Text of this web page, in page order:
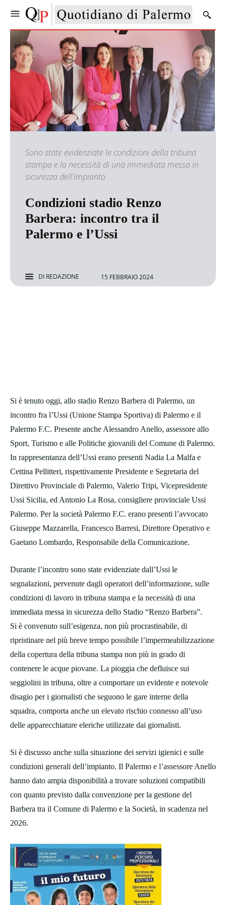
Sono state evidenziate le condizioni della tribuna
stampa e la necessità di una immediata messa in
sicurezza dell'impianto
Condizioni stadio Renzo
Barbera: incontro tra il
Palermo e l’Ussi
DI REDAZIONE 15 FEBBRAIO 2024
Si è tenuto oggi, allo stadio Renzo Barbera di Palermo, un
incontro fra l’Ussi (Unione Stampa Sportiva) di Palermo e il
Palermo F.C. Presente anche Alessandro Anello, assessore allo
Sport, Turismo e alle Politiche giovanili del Comune di Palermo.
In rappresentanza dell’Ussi erano presenti Nadia La Malfa e
Cettina Pellitteri, rispettivamente Presidente e Segretaria del
Direttivo Provinciale di Palermo, Valerio Tripi, Vicepresidente
Ussi Sicilia, ed Antonio La Rosa, consigliere provinciale Ussi
Palermo. Per la società Palermo F.C. erano presenti l’avvocato
Giuseppe Mazzarella, Francesco Barresi, Direttore Operativo e
Gaetano Lombardo, Responsabile della Comunicazione.
Durante l’incontro sono state evidenziate dall’Ussi le
segnalazioni, pervenute dagli operatori dell’informazione, sulle
condizioni di lavoro in tribuna stampa e la necessità di una
immediata messa in sicurezza dello Stadio “Renzo Barbera”.
Si è convenuto sull’esigenza, non più procrastinabile, di
ripristinare nel più breve tempo possibile l’impermeabilizzazione
della copertura della tribuna stampa non più in grado di
contenere le acque piovane. La pioggia che defluisce sui
seggiolini in tribuna, oltre a comportare un evidente e notevole
disagio per i giornalisti che seguono le gare interne della
squadra, comporta anche un elevato rischio connesso all’uso
delle apparecchiature eleriche utilizzate dai giornalisti.
Si è discusso anche sulla situazione dei servizi igienici e sulle
condizioni generali dell’impianto. Il Palermo e l’assessore Anello
hanno dato ampia disponibilità a trovare soluzioni compatibili
con quanto previsto dalla convenzione per la gestione del
Barbera tra il Comune di Palermo e la Società, in scadenza nel
2026.